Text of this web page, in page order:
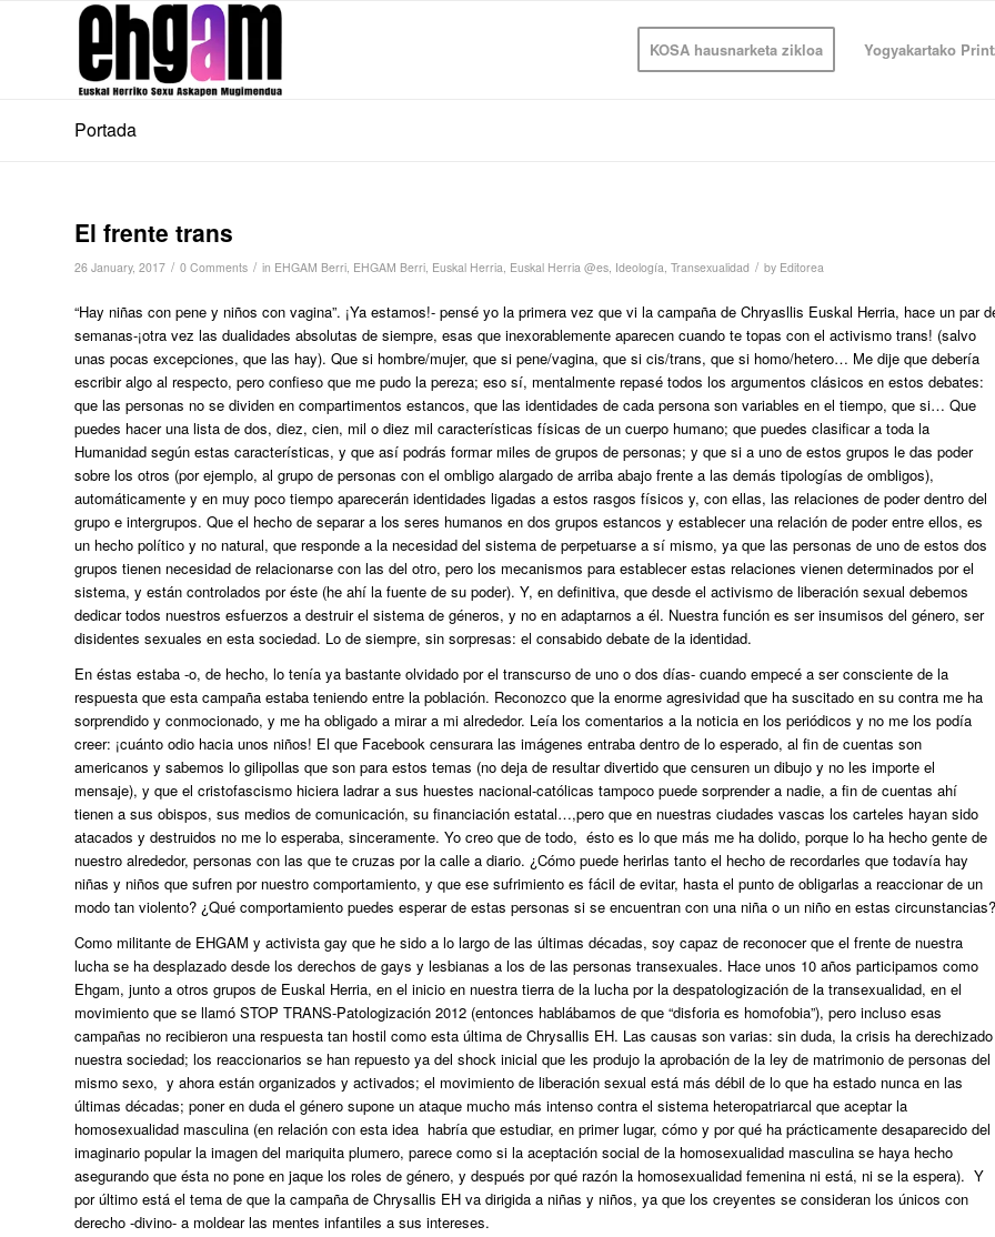
KOSA hausnarketa zikloa Yogyakartako
Portada
El frente trans
26 January, 2017 / 0 Comments / in EHGAM Berri, EHGAM Berri, Euskal Herria, Euskal Herria @es, Ideología, Transexualidad / by Editorea
“Hay niñas con pene y niños con vagina”. ¡Ya estamos!- pensé yo la primera vez que vi la campaña de Chryasllis Euskal Herria, hace un par
semanas-¡otra vez las dualidades absolutas de siempre, esas que inexorablemente aparecen cuando te topas con el activismo trans! (salvo
unas pocas excepciones, que las hay). Que si hombre/mujer, que si pene/vagina, que si cis/trans, que si homo/hetero… Me dije que debería
escribir algo al respecto, pero confieso que me pudo la pereza; eso sí, mentalmente repasé todos los argumentos clásicos en estos debates:
que las personas no se dividen en compartimentos estancos, que las identidades de cada persona son variables en el tiempo, que si… Que
puedes hacer una lista de dos, diez, cien, mil o diez mil características físicas de un cuerpo humano; que puedes clasificar a toda la
Humanidad según estas características, y que así podrás formar miles de grupos de personas; y que si a uno de estos grupos le das poder
sobre los otros (por ejemplo, al grupo de personas con el ombligo alargado de arriba abajo frente a las demás tipologías de ombligos),
automáticamente y en muy poco tiempo aparecerán identidades ligadas a estos rasgos físicos y, con ellas, las relaciones de poder dentro del
grupo e intergrupos. Que el hecho de separar a los seres humanos en dos grupos estancos y establecer una relación de poder entre ellos, es
un hecho político y no natural, que responde a la necesidad del sistema de perpetuarse a sí mismo, ya que las personas de uno de estos dos
grupos tienen necesidad de relacionarse con las del otro, pero los mecanismos para establecer estas relaciones vienen determinados por el
sistema, y están controlados por éste (he ahí la fuente de su poder). Y, en definitiva, que desde el activismo de liberación sexual debemos
dedicar todos nuestros esfuerzos a destruir el sistema de géneros, y no en adaptarnos a él. Nuestra función es ser insumisos del género, ser
disidentes sexuales en esta sociedad. Lo de siempre, sin sorpresas: el consabido debate de la identidad.
En éstas estaba -o, de hecho, lo tenía ya bastante olvidado por el transcurso de uno o dos días- cuando empecé a ser consciente de la
respuesta que esta campaña estaba teniendo entre la población. Reconozco que la enorme agresividad que ha suscitado en su contra me ha
sorprendido y conmocionado, y me ha obligado a mirar a mi alrededor. Leía los comentarios a la noticia en los periódicos y no me los podía
creer: ¡cuánto odio hacia unos niños! El que Facebook censurara las imágenes entraba dentro de lo esperado, al fin de cuentas son
americanos y sabemos lo gilipollas que son para estos temas (no deja de resultar divertido que censuren un dibujo y no les importe el
mensaje), y que el cristofascismo hiciera ladrar a sus huestes nacional-católicas tampoco puede sorprender a nadie, a fin de cuentas ahí
tienen a sus obispos, sus medios de comunicación, su financiación estatal…,pero que en nuestras ciudades vascas los carteles hayan sido
atacados y destruidos no me lo esperaba, sinceramente. Yo creo que de todo, ésto es lo que más me ha dolido, porque lo ha hecho gente de
nuestro alrededor, personas con las que te cruzas por la calle a diario. ¿Cómo puede herirlas tanto el hecho de recordarles que todavía hay
niñas y niños que sufren por nuestro comportamiento, y que ese sufrimiento es fácil de evitar, hasta el punto de obligarlas a reaccionar de un
modo tan violento? ¿Qué comportamiento puedes esperar de estas personas si se encuentran con una niña o un niño en estas circunstancias?
Como militante de EHGAM y activista gay que he sido a lo largo de las últimas décadas, soy capaz de reconocer que el frente de nuestra
lucha se ha desplazado desde los derechos de gays y lesbianas a los de las personas transexuales. Hace unos 10 años participamos como
Ehgam, junto a otros grupos de Euskal Herria, en el inicio en nuestra tierra de la lucha por la despatologización de la transexualidad, en el
movimiento que se llamó STOP TRANS-Patologización 2012 (entonces hablábamos de que “disforia es homofobia”), pero incluso esas
campañas no recibieron una respuesta tan hostil como esta última de Chrysallis EH. Las causas son varias: sin duda, la crisis ha derechizado
nuestra sociedad; los reaccionarios se han repuesto ya del shock inicial que les produjo la aprobación de la ley de matrimonio de personas del
mismo sexo, y ahora están organizados y activados; el movimiento de liberación sexual está más débil de lo que ha estado nunca en las
últimas décadas; poner en duda el género supone un ataque mucho más intenso contra el sistema heteropatriarcal que aceptar la
homosexualidad masculina (en relación con esta idea habría que estudiar, en primer lugar, cómo y por qué ha prácticamente desaparecido del
imaginario popular la imagen del mariquita plumero, parece como si la aceptación social de la homosexualidad masculina se haya hecho
asegurando que ésta no pone en jaque los roles de género, y después por qué razón la homosexualidad femenina ni está, ni se la espera). Y
por último está el tema de que la campaña de Chrysallis EH va dirigida a niñas y niños, ya que los creyentes se consideran los únicos con
derecho -divino- a moldear las mentes infantiles a sus intereses.